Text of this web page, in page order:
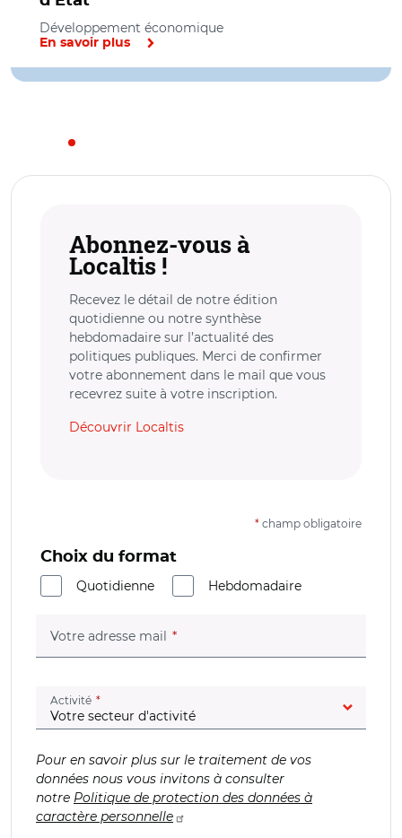
Développement économique
En savoir plus
Abonnez-vous à
Localtis !
Recevez le détail de notre édition
quotidienne ou notre synthèse
hebdomadaire sur l’actualité des
politiques publiques. Merci de confirmer
votre abonnement dans le mail que vous
recevrez suite à votre inscription.
Découvrir Localtis
* champ obligatoire
Choix du format
Quotidienne
Hebdomadaire
Votre adresse mail (champ obligatoire)
Activité (champ obligatoire)
Pour en savoir plus sur le traitement de vos
données nous vous invitons à consulter
notre Politique de protection des données à
caractère personnelle